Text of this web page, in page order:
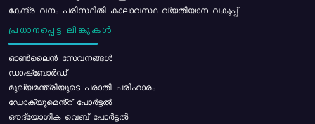
കേന്ദ്ര വനം പരിസ്ഥിതി കാലാവസ്ഥ വ്യതിയാന വകുപ്പ്
പ്രധാനപ്പെട്ട ലിങ്കുകൾ
ഓൺലൈൻ സേവനങ്ങൾ
ഡാഷ്ബോർഡ്
മുഖ്യമന്ത്രിയുടെ പരാതി പരിഹാരം
ഡോക്യുമെൻ്റ് പോർട്ടൽ
ഔദ്യോഗിക വെബ് പോർട്ടൽ